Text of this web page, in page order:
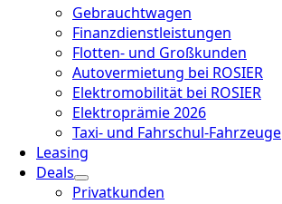
Gebrauchtwagen
Finanzdienstleistungen
Flotten- und Großkunden
Autovermietung bei ROSIER
Elektromobilität bei ROSIER
Elektroprämie 2026
Taxi- und Fahrschul-Fahrzeuge
Leasing
Deals
Privatkunden